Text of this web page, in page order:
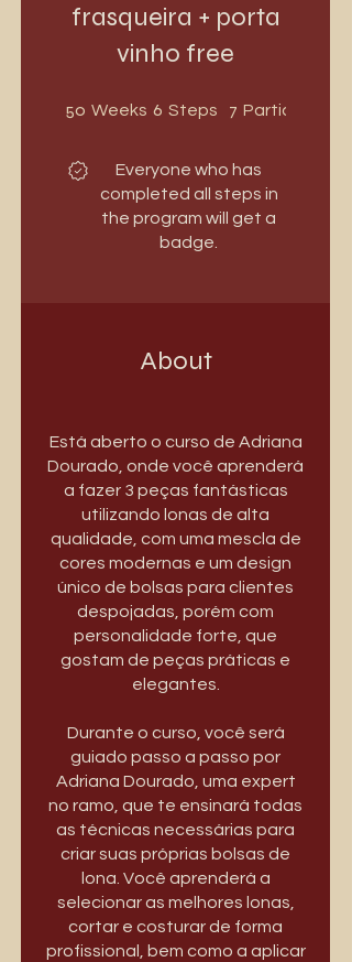
frasqueira + porta
vinho free
50 Weeks 50 Weeks
6 Steps 6 Steps
7 Participants
Everyone who has
completed all steps in
the program will get a
badge.
About
Está aberto o curso de Adriana
Dourado, onde você aprenderá
a fazer 3 peças fantásticas
utilizando lonas de alta
qualidade, com uma mescla de
cores modernas e um design
único de bolsas para clientes
despojadas, porém com
personalidade forte, que
gostam de peças práticas e
elegantes.
Durante o curso, você será
guiado passo a passo por
Adriana Dourado, uma expert
no ramo, que te ensinará todas
as técnicas necessárias para
criar suas próprias bolsas de
lona. Você aprenderá a
selecionar as melhores lonas,
cortar e costurar de forma
profissional, bem como a aplicar